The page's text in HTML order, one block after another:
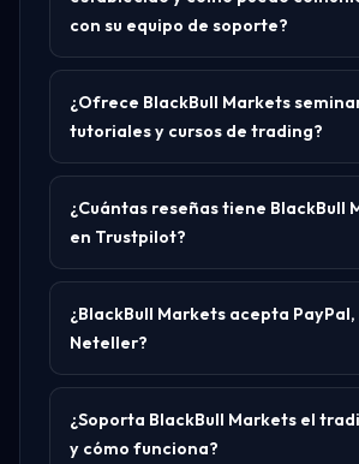
con su equipo de soporte?
¿Ofrece BlackBull Markets
tutoriales y cursos de trading?
¿Cuántas reseñas tiene BlackBull
en Trustpilot?
¿BlackBull Markets acepta PayPal,
Neteller?
¿Soporta BlackBull Markets el
y cómo funciona?